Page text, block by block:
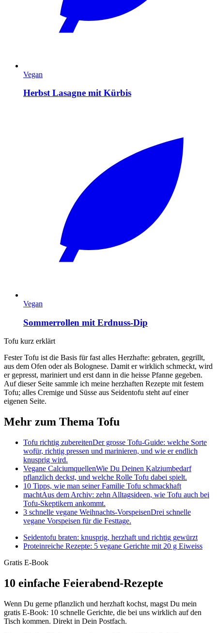
Vegan
Herbst Lasagne mit Kürbis
Vegan
Sommerrollen mit Erdnuss-Dip
Tofu kurz erklärt
Fester Tofu ist die Basis für fast alles Herzhafte: gebraten, gegrillt,
aus dem Ofen oder als Bolognese. Damit er wirklich schmeckt, wird
er gepresst, mariniert und erst dann in die heisse Pfanne gegeben.
Auf dieser Seite sammle ich meine herzhaften Rezepte mit festem
Tofu; alles Cremige und Süsse aus Seidentofu steht auf einer
eigenen Seite.
Mehr zum Thema Tofu
Tofu richtig zubereitenDer grosse Tofu-Guide: welche Sorte
wofür, richtig pressen und marinieren, und wie er endlich
knusprig wird.
Vegane CalciumquellenWie Du Deinen Kalziumbedarf
pflanzlich deckst, und welche Rolle Tofu dabei spielt.
10 Tipps, wie man seiner Familie Tofu schmackhaft
machtAus dem Archiv: zehn Alltagsideen, wie Tofu auch bei
Tofu-Skeptikern ankommt.
3 schnelle vegane Weihnachts-VorspeisenDrei schnelle
vegane Vorspeisen für die Festtage.
Seidentofu braten: knusprig, herzhaft und richtig gewürzt
Proteinreiche Rezepte: 5 vegane Gerichte mit 20 g Eiweiss
Gratis E-Book
10 einfache Feierabend-Rezepte
Wenn Du gerne pflanzlich und herzhaft kochst, magst Du mein
gratis E-Book: 10 schnelle Gerichte, die bei uns wirklich auf den
Tisch kommen. Direkt in Dein Postfach.